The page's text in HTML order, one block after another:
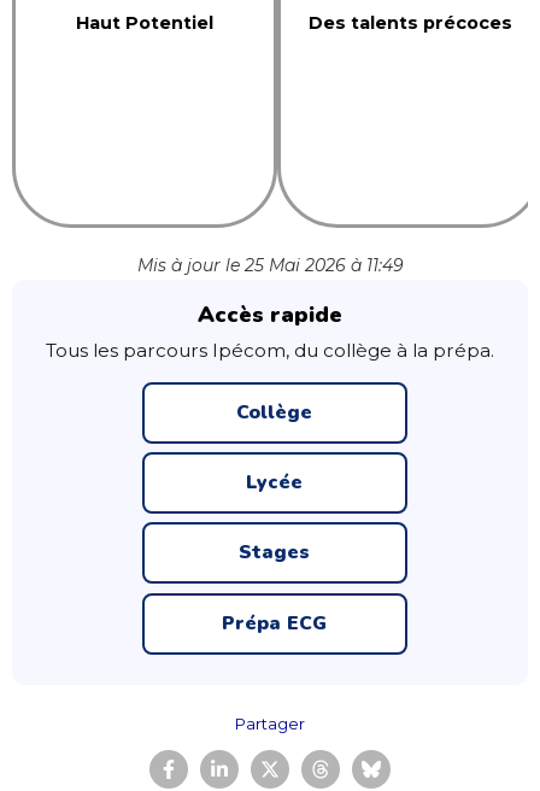
Haut Potentiel Des talents précoces
Mis à jour le 25 Mai 2026 à 11:49
Accès rapide
Tous les parcours Ipécom, du collège à la prépa.
Collège
Lycée
Stages
Prépa ECG
Partager